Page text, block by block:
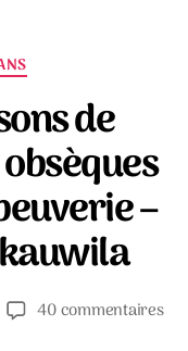
de
–
40 commentairessur